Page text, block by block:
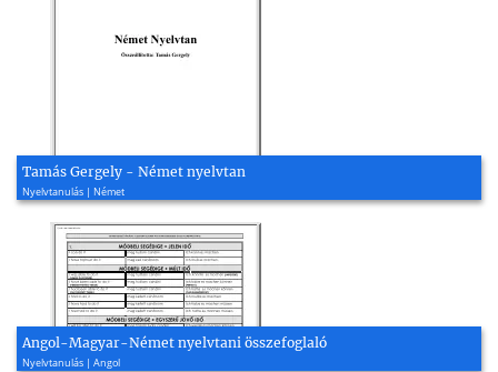
Tamás Gergely - Német nyelvtan
Nyelvtanulás | Német
Angol-Magyar-Német nyelvtani összefoglaló
Nyelvtanulás | Angol